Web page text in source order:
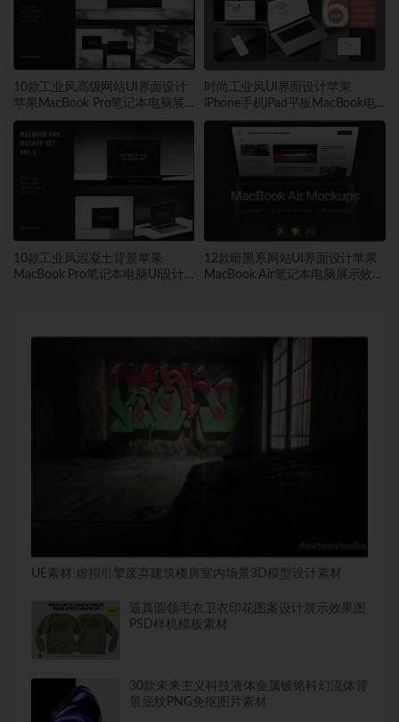
10款工业风高级网站UI界面设计
苹果MacBook Pro笔记本电脑展
示PS贴图样机
时尚工业风UI界面设计苹果
iPhone手机iPad平板MacBook电
脑展示样机PSD模板素材
10款工业风混凝土背景苹果
MacBook Pro笔记本电脑UI设计
12款暗黑系网站UI界面设计苹果
MacBook Air笔记本电脑展示效果
UE素材 虚拟引擎废弃建筑楼房室内场景3D模型设计素材
逼真圆领毛衣卫衣印花图案设计展示效果图
PSD样机模板素材
30款未来主义科技液体金属镀铬科幻流体背
景底纹PNG免抠图片素材